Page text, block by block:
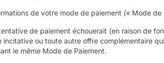
de votre mode de paiement (« Mode
de paiement échouerait (en raison de
ou toute autre offre complémentaire
le même Mode de Paiement.